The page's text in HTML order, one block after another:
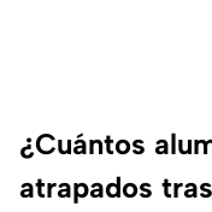
¿Cuántos
atrapados